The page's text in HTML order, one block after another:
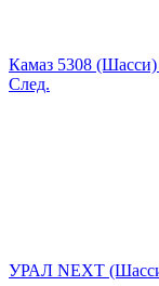
Камаз 5308
След.
УРАЛ NEXT